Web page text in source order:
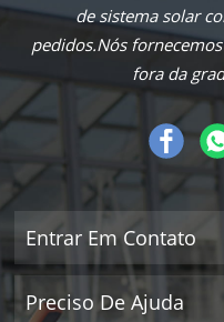
de sistema solar
pedidos.Nós
fora da
Entrar Em Contato
Preciso De Ajuda